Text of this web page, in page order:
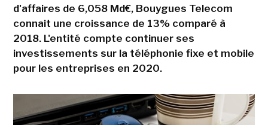
d'affaires de 6,058 Md€, Bouygues Telecom
connait une croissance de 13% comparé à
2018. L'entité compte continuer ses
investissements sur la téléphonie fixe et mobile
pour les entreprises en 2020.